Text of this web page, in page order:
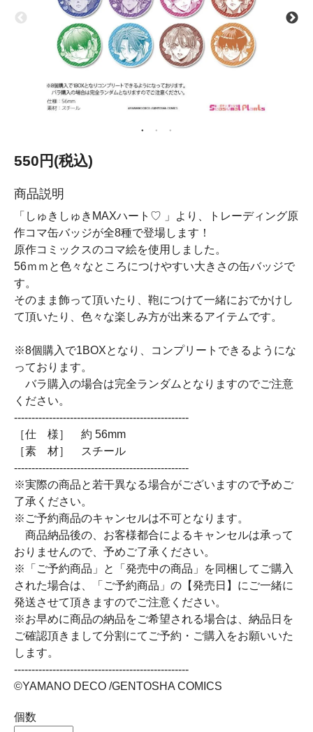
550円(税込)
商品説明
「しゅきしゅきMAXハート♡ 」より、トレーディング原
作コマ缶バッジが全8種で登場します！
原作コミックスのコマ絵を使用しました。
56ｍｍと色々なところにつけやすい大きさの缶バッジで
す。
そのまま飾って頂いたり、鞄につけて一緒におでかけし
て頂いたり、色々な楽しみ方が出来るアイテムです。
※8個購入で1BOXとなり、コンプリートできるようにな
っております。
バラ購入の場合は完全ランダムとなりますのでご注意
ください。
--------------------------------------------------
［仕 様］ 約 56mm
［素 材］ スチール
--------------------------------------------------
※実際の商品と若干異なる場合がございますので予めご
了承ください。
※ご予約商品のキャンセルは不可となります。
商品納品後の、お客様都合によるキャンセルは承って
おりませんので、予めご了承ください。
※「ご予約商品」と「発売中の商品」を同梱してご購入
された場合は、「ご予約商品」の【発売日】にご一緒に
発送させて頂きますのでご注意ください。
※お早めに商品の納品をご希望される場合は、納品日を
ご確認頂きまして分割にてご予約・ご購入をお願いいた
します。
--------------------------------------------------
©YAMANO DECO /GENTOSHA COMICS
個数